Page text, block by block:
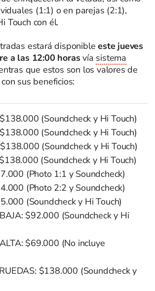
(1:1) o en parejas (2:1),
Touch con él.
estará disponible este jueves
a las 12:00 horasvía sistema
que estos son los valores de
sus beneficios:
(Soundcheck y Hi Touch)
(Soundcheck y Hi Touch)
(Soundcheck y Hi Touch)
(Soundcheck y Hi Touch)
(Photo 1:1 y Soundcheck)
(Photo 2:2 y Soundcheck)
(Soundcheck y Hi Touch)
$92.000 (Soundcheck y Hi
$69.000 (No incluye
$138.000 (Soundcheck y